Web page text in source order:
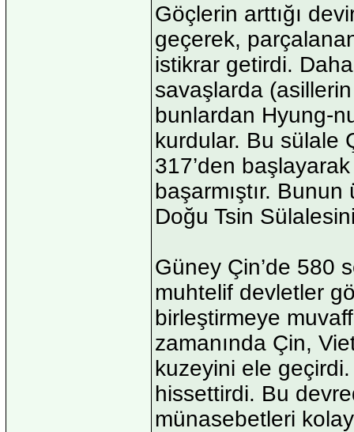
Göçlerin arttığı
geçerek,
istikrar getirdi.
savaşlarda
bunlardan Hyung-
kurdular. Bu sülale
317’den
başarmıştır.
Doğu Tsin
Güney Çin’de 580
muhtelif devletler
birleştirmeye
zamanında Çin,
kuzeyini ele
hissettirdi. Bu
münasebetleri